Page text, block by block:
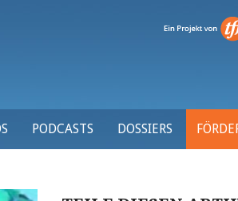
PODCASTS DOSSIERS